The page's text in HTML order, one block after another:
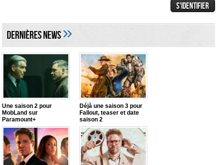
DERNIÈRES NEWS»
Une saison 2 pour
MobLand sur
Paramount+
Déjà une saison 3 pour
Fallout, teaser et date
saison 2